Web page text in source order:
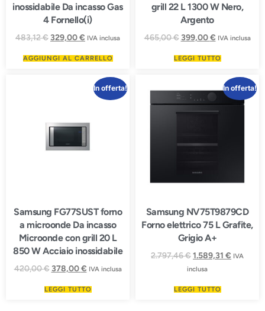
inossidabile Da incasso Gas
4 Fornello(i)
483,12€329,00€ IVA inclusa
AGGIUNGI AL CARRELLO
grill 22 L 1300 W Nero,
Argento
465,00€ 399,00€ IVA inclusa
LEGGI TUTTO
In offerta!
Samsung FG77SUST forno
a microonde Da incasso
Microonde con grill 20 L
850 W Acciaio inossidabile
420,00€ 378,00€ IVA inclusa
LEGGI TUTTO
In offerta!
Samsung NV75T9879CD
Forno elettrico 75 L Grafite,
Grigio A+
2.797,46€1.589,31 € IVA
inclusa
LEGGI TUTTO